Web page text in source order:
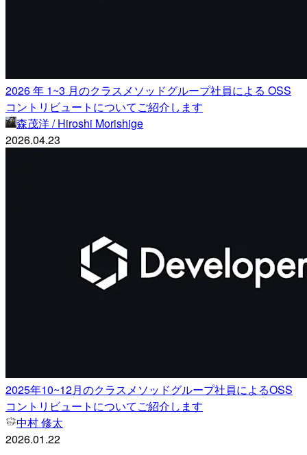
2026 年 1~3 月のクラスメソッドグループ社員による OSS
コントリビュートについてご紹介します
森茂洋 / Hiroshi Morishige
2026.04.23
2025年10~12月のクラスメソッドグループ社員によるOSS
コントリビュートについてご紹介します
中村 修太
2026.01.22